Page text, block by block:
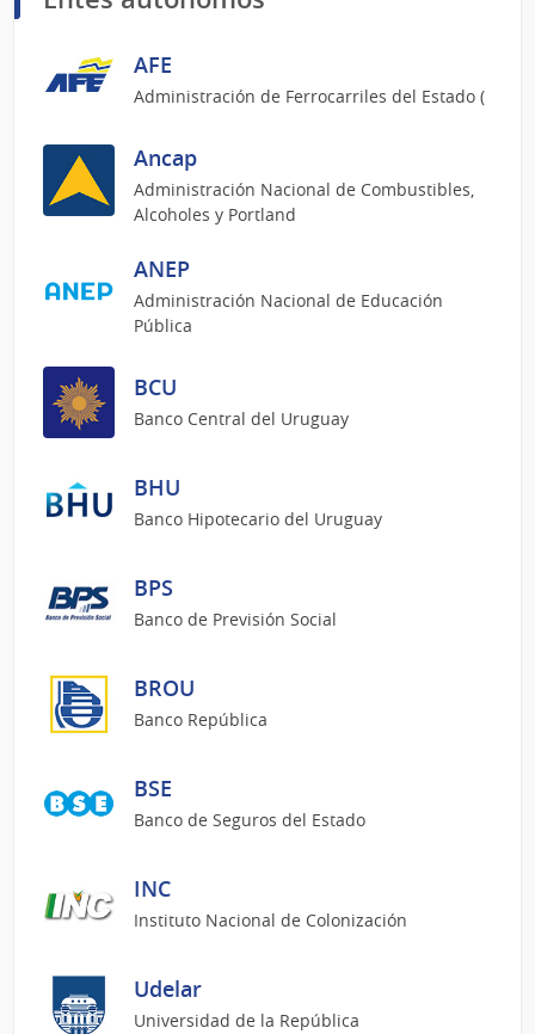
AFE
Administración de Ferrocarriles del Estado (
Ancap
Administración Nacional de Combustibles,
Alcoholes y Portland
ANEP
Administración Nacional de Educación
Pública
BCU
Banco Central del Uruguay
BHU
Banco Hipotecario del Uruguay
BPS
Banco de Previsión Social
BROU
Banco República
BSE
Banco de Seguros del Estado
INC
Instituto Nacional de Colonización
Udelar
Universidad de la República